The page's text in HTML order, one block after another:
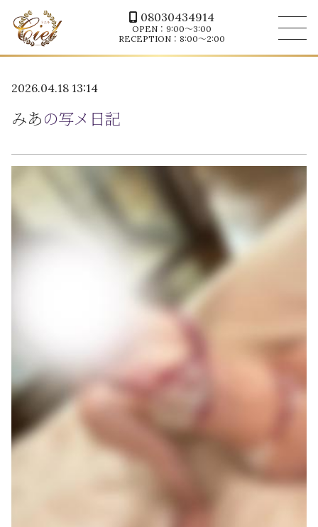
08030434914
OPEN：9:00～3:00
RECEPTION：8:00～2:00
2026.04.18 13:14
みあの写メ日記